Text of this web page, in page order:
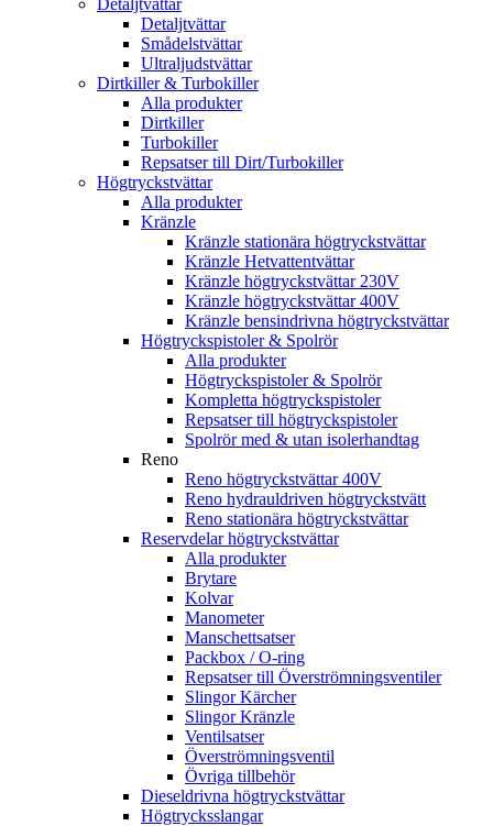
Detaljtvättar
Detaljtvättar
Smådelstvättar
Ultraljudstvättar
Dirtkiller & Turbokiller
Alla produkter
Dirtkiller
Turbokiller
Repsatser till Dirt/Turbokiller
Högtryckstvättar
Alla produkter
Kränzle
Kränzle stationära högtryckstvättar
Kränzle Hetvattentvättar
Kränzle högtryckstvättar 230V
Kränzle högtryckstvättar 400V
Kränzle bensindrivna högtryckstvättar
Högtryckspistoler & Spolrör
Alla produkter
Högtryckspistoler & Spolrör
Kompletta högtryckspistoler
Repsatser till högtryckspistoler
Spolrör med & utan isolerhandtag
Reno
Reno högtryckstvättar 400V
Reno hydrauldriven högtryckstvätt
Reno stationära högtryckstvättar
Reservdelar högtryckstvättar
Alla produkter
Brytare
Kolvar
Manometer
Manschettsatser
Packbox / O-ring
Repsatser till Överströmningsventiler
Slingor Kärcher
Slingor Kränzle
Ventilsatser
Överströmningsventil
Övriga tillbehör
Dieseldrivna högtryckstvättar
Högtrycksslangar